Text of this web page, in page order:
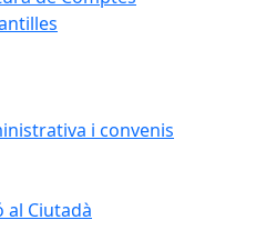
i convenis
al Ciutadà